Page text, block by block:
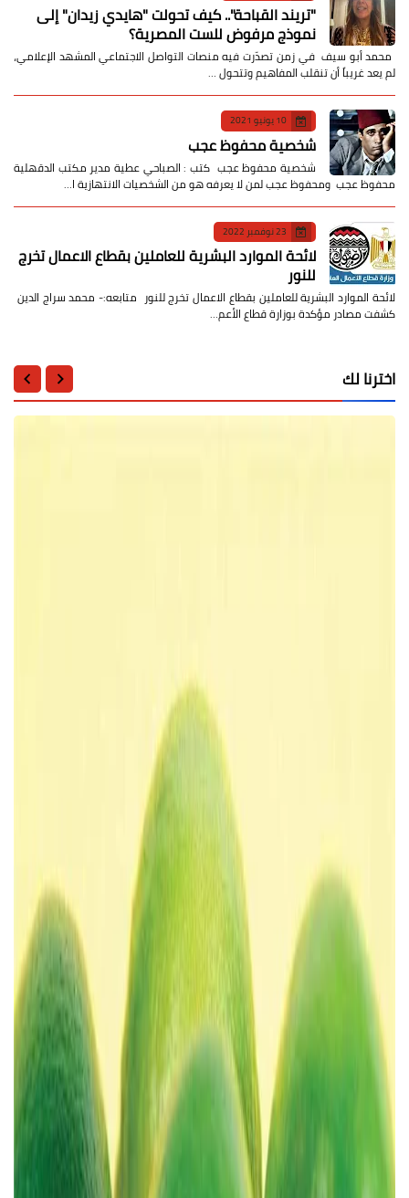
​"تريند القباحة".. كيف تحولت "هايدي زيدان" إلى
نموذج مرفوض للست المصرية؟
​ محمد أبو سيف ​في زمن تصدّرت فيه منصات التواصل الاجتماعي المشهد الإعلامي،
لم يعد غريباً أن تنقلب المفاهيم وتتحول …
10 يونيو 2021
شخصية محفوظ عجب
شخصية محفوظ عجب كتب : الصباحي عطية مدير مكتب الدقهلية
محفوظ عجب ومحفوظ عجب لمن لا يعرفه هو من الشخصيات الانتهازية ا…
23 نوفمبر 2022
لائحة الموارد البشرية للعاملين بقطاع الاعمال تخرج
للنور
لائحة الموارد البشرية للعاملين بقطاع الاعمال تخرج للنور متابعه:- محمد سراج الدين
كشفت مصادر مؤكدة بوزارة قطاع الأعم…
اخترنا لك